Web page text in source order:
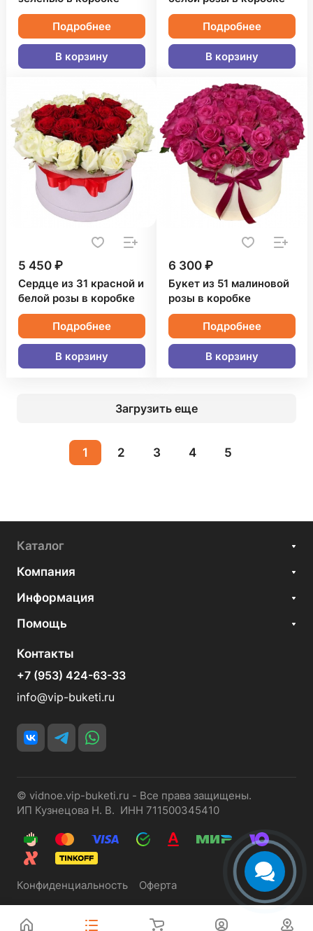
Подробнее
В корзину
Подробнее
В корзину
5 450 ₽
Сердце из 31 красной и
белой розы в коробке
Подробнее
В корзину
6 300 ₽
Букет из 51 малиновой
розы в коробке
Подробнее
В корзину
Загрузить еще
1 2 3 4 5
Каталог
Компания
Информация
Помощь
Контакты
+7 (953) 424-63-33
info@vip-buketi.ru
© vidnoe.vip-buketi.ru - Все права защищены.
ИП Кузнецова Н. В. ИНН 711500345410
Конфиденциальность Оферта